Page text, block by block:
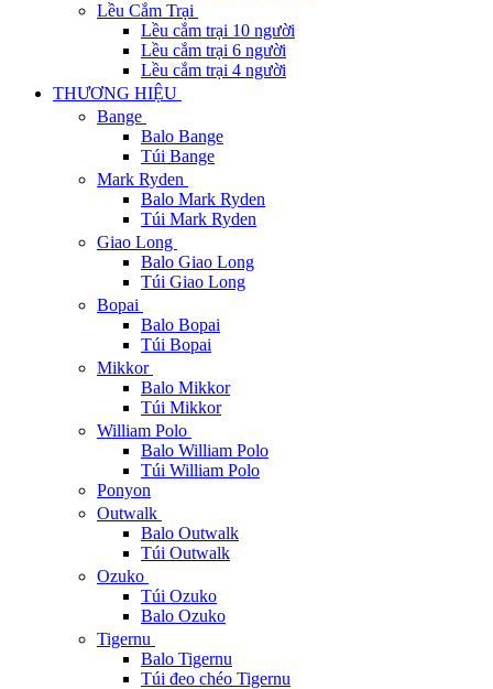
Lều Cắm Trại
Lều cắm trại 10 người
Lều cắm trại 6 người
Lều cắm trại 4 người
THƯƠNG HIỆU
Bange
Balo Bange
Túi Bange
Mark Ryden
Balo Mark Ryden
Túi Mark Ryden
Giao Long
Balo Giao Long
Túi Giao Long
Bopai
Balo Bopai
Túi Bopai
Mikkor
Balo Mikkor
Túi Mikkor
William Polo
Balo William Polo
Túi William Polo
Ponyon
Outwalk
Balo Outwalk
Túi Outwalk
Ozuko
Túi Ozuko
Balo Ozuko
Tigernu
Balo Tigernu
Túi đeo chéo Tigernu